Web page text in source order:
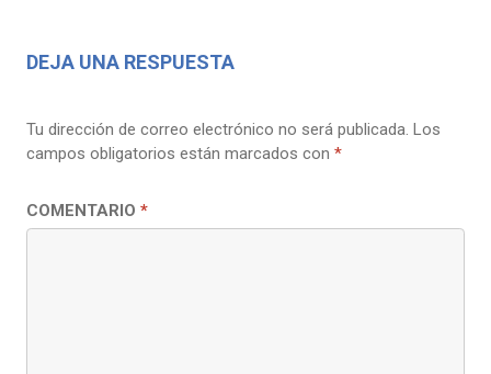
DEJA UNA RESPUESTA
Tu dirección de correo electrónico no será publicada. Los
campos obligatorios están marcados con *
COMENTARIO *